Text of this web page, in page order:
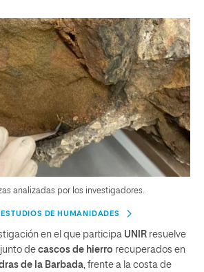
analizadas por los investigadores.
ESTUDIOS DE HUMANIDADES
en el que participa UNIR resuelve
de cascos de hierro recuperados en
de la Barbada , frente a la costa de